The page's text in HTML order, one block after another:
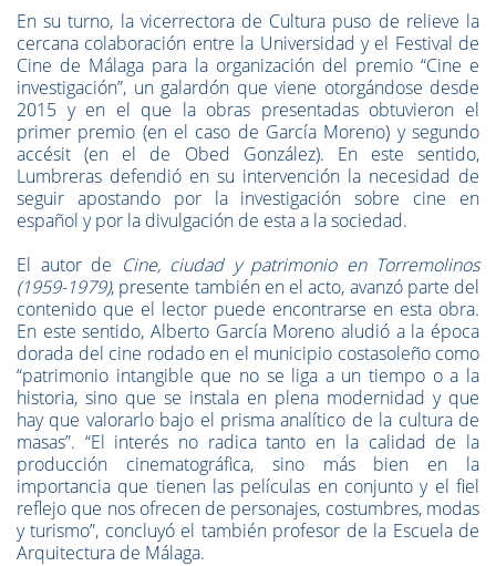
En su turno, la vicerrectora de Cultura puso de relieve la
cercana colaboración entre la Universidad y el Festival de
Cine de Málaga para la organización del premio “Cine e
investigación”, un galardón que viene otorgándose desde
2015 y en el que la obras presentadas obtuvieron el
primer premio (en el caso de García Moreno) y segundo
accésit (en el de Obed González). En este sentido,
Lumbreras defendió en su intervención la necesidad de
seguir apostando por la investigación sobre cine en
español y por la divulgación de esta a la sociedad.
El autor de Cine, ciudad y patrimonio en Torremolinos
(1959-1979), presente también en el acto, avanzó parte del
contenido que el lector puede encontrarse en esta obra.
En este sentido, Alberto García Moreno aludió a la época
dorada del cine rodado en el municipio costasoleño como
“patrimonio intangible que no se liga a un tiempo o a la
historia, sino que se instala en plena modernidad y que
hay que valorarlo bajo el prisma analítico de la cultura de
masas”. “El interés no radica tanto en la calidad de la
producción cinematográfica, sino más bien en la
importancia que tienen las películas en conjunto y el fiel
reflejo que nos ofrecen de personajes, costumbres, modas
y turismo”, concluyó el también profesor de la Escuela de
Arquitectura de Málaga.